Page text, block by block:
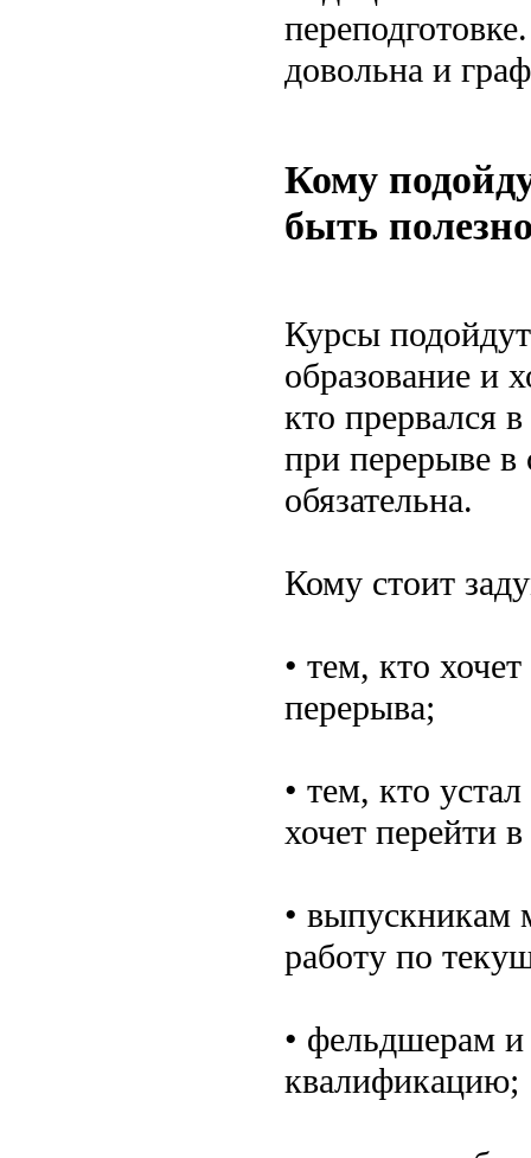
довольна и
Кому
быть
Курсы
образование и
кто прервался
при перерыве в
обязательна.
Кому стоит
• тем, кто
перерыва;
• тем, кто
хочет перейти
• выпускникам
работу по
• фельдшерам и
квалификацию;